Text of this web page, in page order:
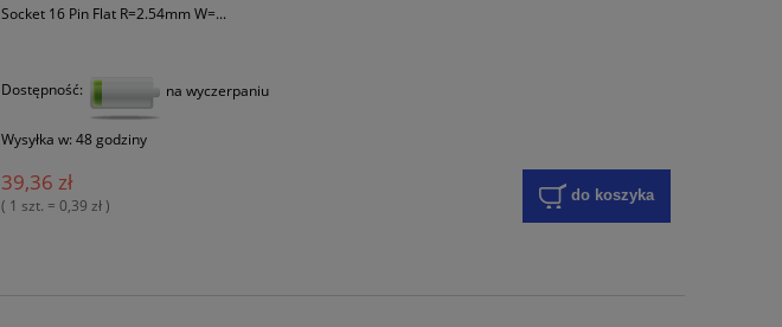
Socket 16 Pin Flat R=2.54mm W=...
Dostępność: na wyczerpaniu
Wysyłka w: 48 godziny
39,36 zł
( 1 szt. = 0,39 zł )
do koszyka